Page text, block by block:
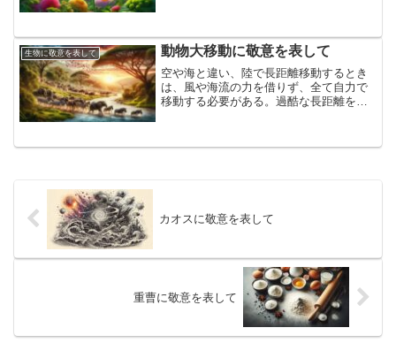
能力などを持ちながら、水と陸の栄養循
環を担うトンボに敬意を表して
生物に敬意を表して 動物大移動に敬意を表して
空や海と違い、陸で長距離移動するとき
は、風や海流の力を借りず、全て自力で
移動する必要がある。過酷な長距離を大
カオスに敬意を表して
重曹に敬意を表して